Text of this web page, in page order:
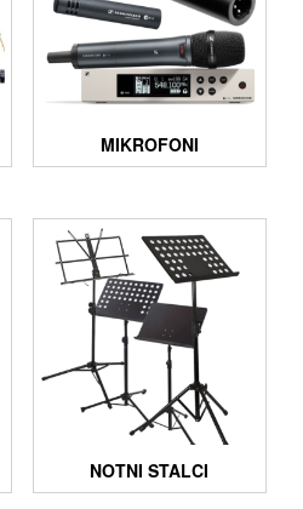
MIKROFONI
NOTNI STALCI